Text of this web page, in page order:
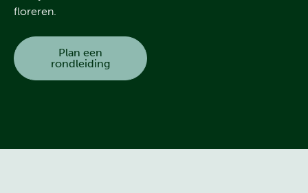
floreren.
Plan een
rondleiding